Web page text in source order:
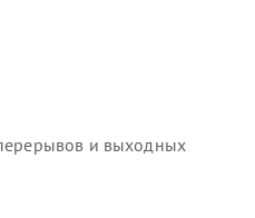
и выходных